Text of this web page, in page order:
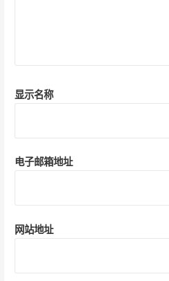
显示名称
电子邮箱地址
网站地址